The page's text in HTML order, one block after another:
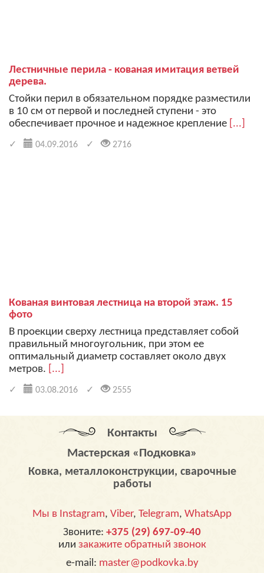
Лестничные перила - кованая имитация ветвей
дерева.
Стойки перил в обязательном порядке разместили
в 10 см от первой и последней ступени - это
обеспечивает прочное и надежное крепление [...]
04.09.2016 2716
Кованая винтовая лестница на второй этаж. 15
фото
В проекции сверху лестница представляет собой
правильный многоугольник, при этом ее
оптимальный диаметр составляет около двух
метров.
[...]
03.08.2016 2555
Контакты
Мастерская «Подковка»
Ковка, металлоконструкции, сварочные
работы
Мы в Instagram, Viber, Telegram, WhatsApp
Звоните: +375 (29) 697-09-40
или закажите обратный звонок
e-mail: master@podkovka.by